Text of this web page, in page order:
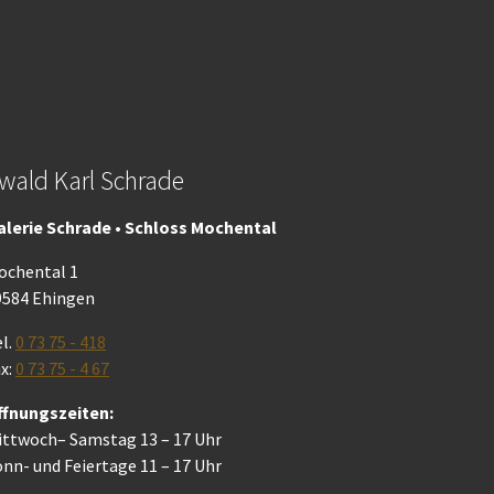
Karl Schrade
Schrade • Schloss Mochental
1
Ehingen
0 73 75 - 418
0 73 75 - 4 67
Samstag 13 – 17 Uhr
und Feiertage 11 – 17 Uhr